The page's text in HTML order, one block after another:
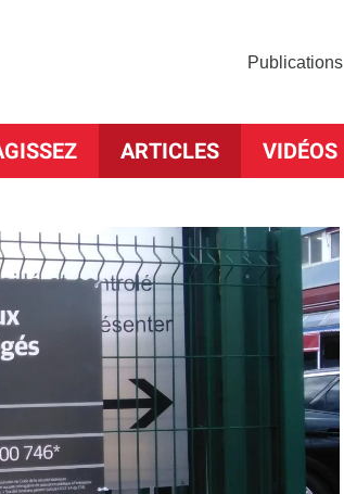
Publications
ARTICLES VIDÉOS